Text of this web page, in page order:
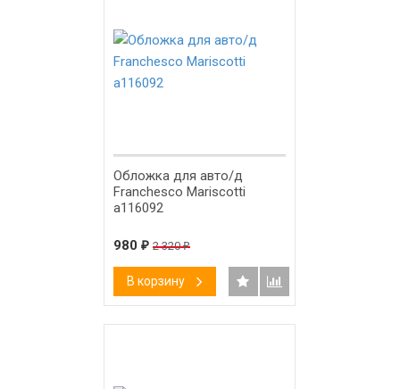
Обложка для авто/д
Franchesco Mariscotti
а116092
980 ₽ 2 320₽
В корзину